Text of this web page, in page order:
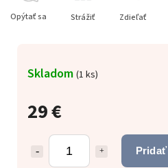
29 €
Skladom (1 ks)
Opýtať sa Strážiť Zdieľať